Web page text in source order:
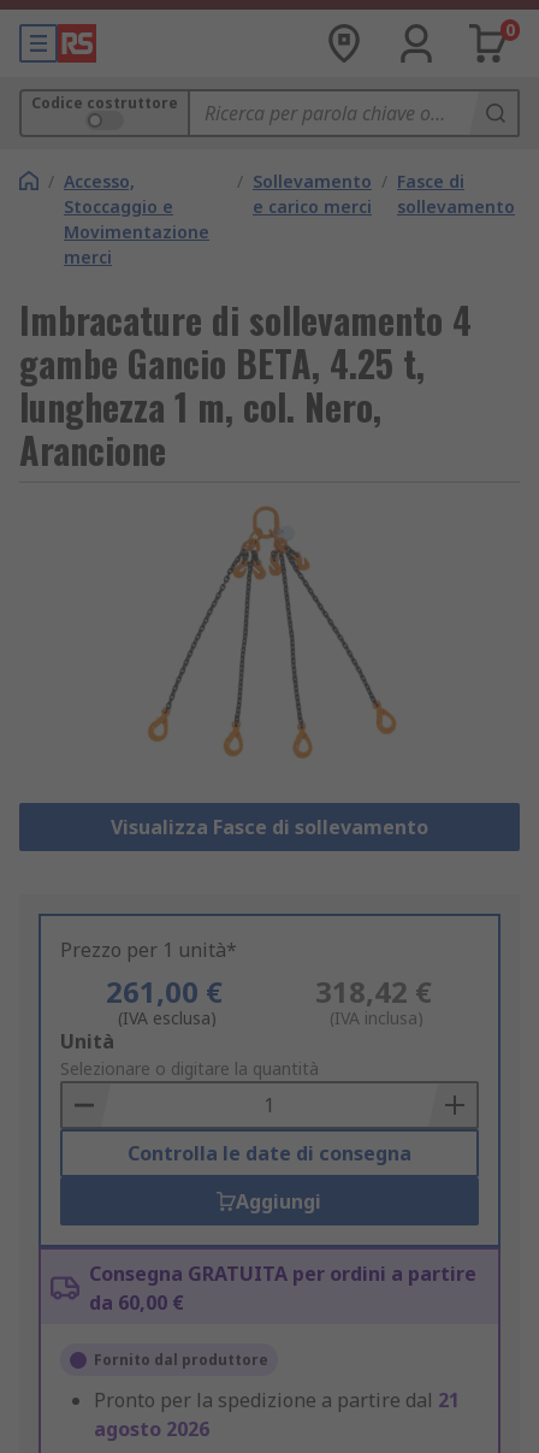
0
Codice costruttore
/ Accesso,
Stoccaggio e
Movimentazione
merci
/ Sollevamento
e carico merci
/ Fasce di
sollevamento
Imbracature di sollevamento 4
gambe Gancio BETA, 4.25 t,
lunghezza 1 m, col. Nero,
Arancione
Visualizza Fasce di sollevamento
Prezzo per 1 unità*
261,00 €
(IVA esclusa)
318,42 €
(IVA inclusa)
Add
to
Basket
Unità
Selezionare o digitare la quantità
Controlla le date di consegna
Aggiungi
Consegna GRATUITA per ordini a partire
da 60,00 €
Fornito dal produttore
Pronto per la spedizione a partire dal 21
agosto 2026